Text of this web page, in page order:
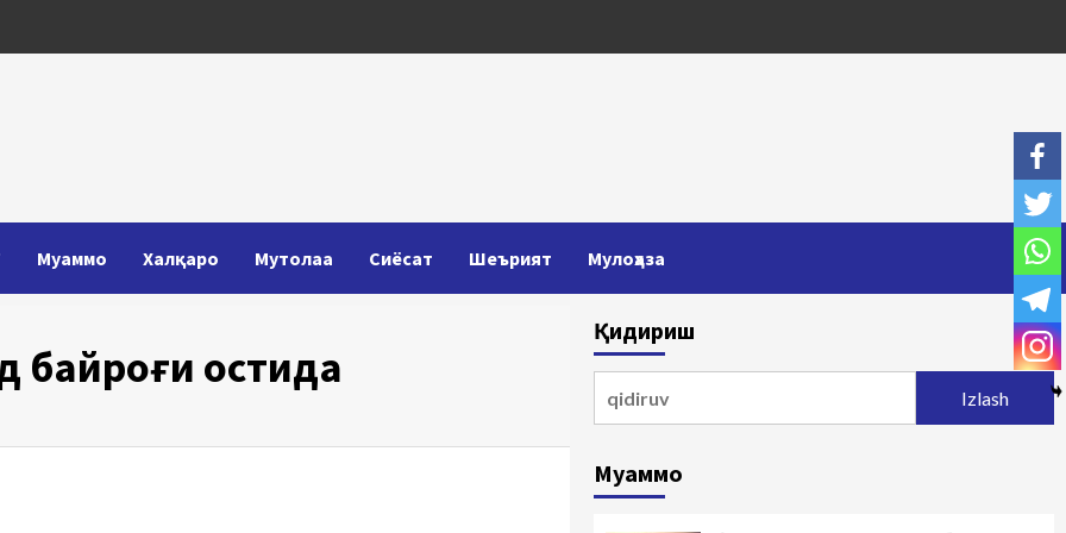
Муаммо Халқаро Мутолаа Сиёсат Шеърият Мулоҳаза
байроғи остида
Қидириш
Муаммо